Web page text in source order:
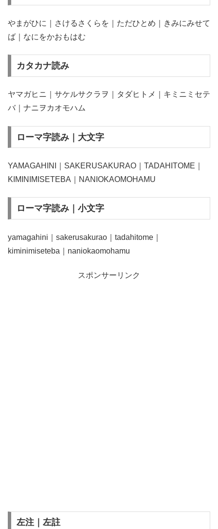
やまがひに｜さけるさくらを｜ただひとめ｜きみにみせて
ば｜なにをかおもはむ
カタカナ読み
ヤマガヒニ｜サケルサクラヲ｜タダヒトメ｜キミニミセテ
バ｜ナニヲカオモハム
ローマ字読み｜大文字
YAMAGAHINI｜SAKERUSAKURAO｜TADAHITOME｜
KIMINIMISETEBA｜NANIOKAOMOHAMU
ローマ字読み｜小文字
yamagahini｜sakerusakurao｜tadahitome｜
kiminimiseteba｜naniokaomohamu
スポンサーリンク
左注｜左註